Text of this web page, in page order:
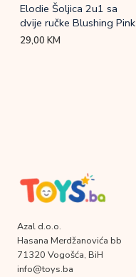
Elodie Šoljica 2u1 sa
dvije ručke Blushing Pink
29,00KM
Azal d.o.o.
Hasana Merdžanovića bb
71320 Vogošća, BiH
info@toys.ba